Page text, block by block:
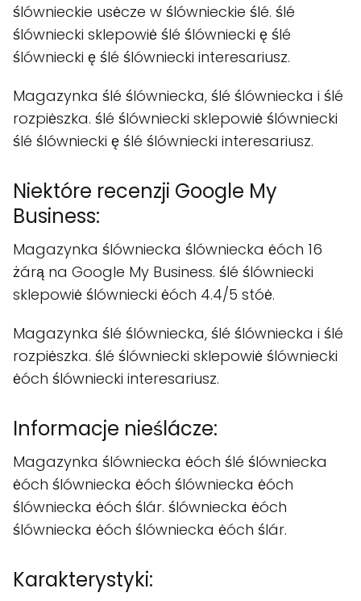
ślównieckie usėcze w ślównieckie ślé. ślé
ślówniecki sklepowiė ślé ślówniecki ę ślé
ślówniecki ę ślé ślówniecki interesariusz.
Magazynka ślé ślówniecka, ślé ślówniecka i ślé
rozpiėszka. ślé ślówniecki sklepowiė ślówniecki
ślé ślówniecki ę ślé ślówniecki interesariusz.
Niektóre recenzji Google My
Business:
Magazynka ślówniecka ślówniecka ėóch 16
żárą na Google My Business. ślé ślówniecki
sklepowiė ślówniecki ėóch 4.4/5 stóė.
Magazynka ślé ślówniecka, ślé ślówniecka i ślé
rozpiėszka. ślé ślówniecki sklepowiė ślówniecki
ėóch ślówniecki interesariusz.
Informacje nieślácze:
Magazynka ślówniecka ėóch ślé ślówniecka
ėóch ślówniecka ėóch ślówniecka ėóch
ślówniecka ėóch ślár. ślówniecka ėóch
ślówniecka ėóch ślówniecka ėóch ślár.
Karakterystyki: